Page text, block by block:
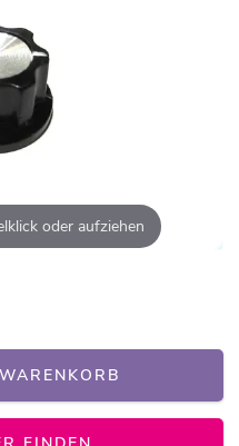
oder aufziehen